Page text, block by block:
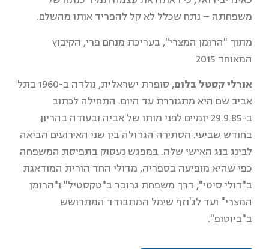
משפחתה – נתח שכלל לא קל להפריד אותו מהשלם.
מתוך "הרומן המצרי", בעריכת מנחם פרי, הקיבוץ
המאוחד 2015
אורלי קסטל בלום
, סופרת ישראלית, נולדה ב-1960 בתל
אביב שם היא מתגוררת עד היום. התחילה לכתוב
ב-29.9.85 יומיים לפני מותו של אביה ובעודה בהריון
בחודש שביעי. הסתירה הגדולה בין שני האירועים הביאה
לבינג בנג האישי שלה. במפגש נעסוק בתפיסת המשפחה
כפי שהיא מופיעה בספריה, מדולי החד הורית המודאגת
ב"דולי סיטי", דרך משפחת גרובר ב"טקסטיל" ו"הרומן
המצרי" ועד לג'וזף שימל המתבודד המתרושש
ב"ביוטופ".